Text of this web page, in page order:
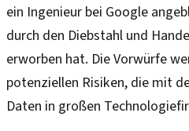
ein Ingenieur bei Google
durch den Diebstahl und
erworben hat. Die Vorwürfe
potenziellen Risiken, die mit
Daten in großen